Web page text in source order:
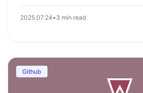
2025.07.24•3 min read
Github